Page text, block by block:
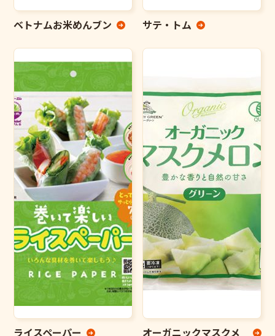
ベトナムお米めんブン サテ・トム
ライスペーパー オーガニックマスクメ